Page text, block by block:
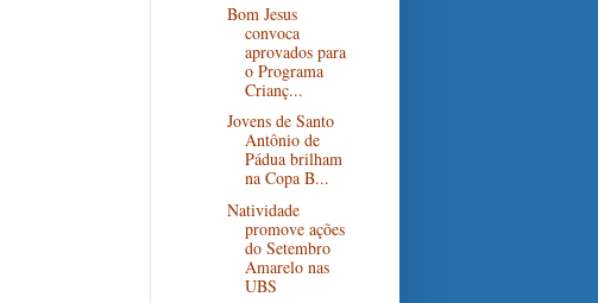
Bom Jesus
convoca
aprovados para
o Programa
Crianç...
Jovens de Santo
Antônio de
Pádua brilham
na Copa B...
Natividade
promove ações
do Setembro
Amarelo nas
UBS